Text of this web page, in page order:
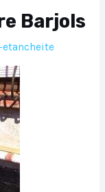
Barjols